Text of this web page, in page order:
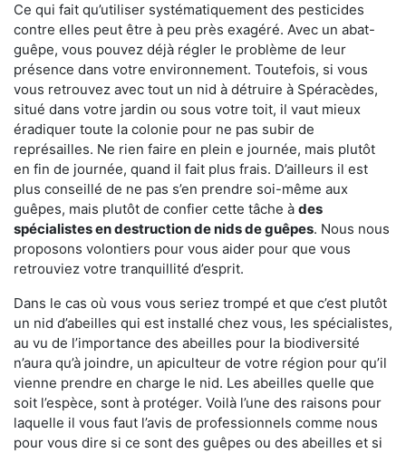
Ce qui fait qu’utiliser systématiquement des pesticides
contre elles peut être à peu près exagéré. Avec un abat-
guêpe, vous pouvez déjà régler le problème de leur
présence dans votre environnement. Toutefois, si vous
vous retrouvez avec tout un nid à détruire à Spéracèdes,
situé dans votre jardin ou sous votre toit, il vaut mieux
éradiquer toute la colonie pour ne pas subir de
représailles. Ne rien faire en plein e journée, mais plutôt
en fin de journée, quand il fait plus frais. D’ailleurs il est
plus conseillé de ne pas s’en prendre soi-même aux
guêpes, mais plutôt de confier cette tâche à des
spécialistes en destruction de nids de guêpes. Nous nous
proposons volontiers pour vous aider pour que vous
retrouviez votre tranquillité d’esprit.
Dans le cas où vous vous seriez trompé et que c’est plutôt
un nid d’abeilles qui est installé chez vous, les spécialistes,
au vu de l’importance des abeilles pour la biodiversité
n’aura qu’à joindre, un apiculteur de votre région pour qu’il
vienne prendre en charge le nid. Les abeilles quelle que
soit l’espèce, sont à protéger. Voilà l’une des raisons pour
laquelle il vous faut l’avis de professionnels comme nous
pour vous dire si ce sont des guêpes ou des abeilles et si